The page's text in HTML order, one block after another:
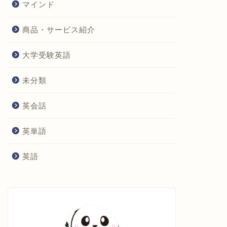
マインド
商品・サービス紹介
大学受験英語
未分類
英会話
英単語
英語